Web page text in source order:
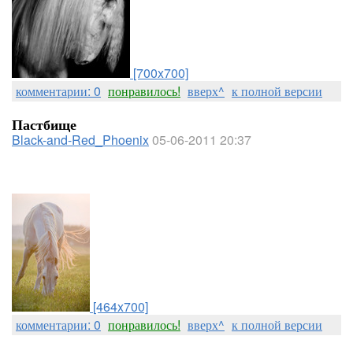
[700x700]
комментарии: 0 понравилось! вверх^ к полной версии
Пастбище
Black-and-Red_Phoenix05-06-2011 20:37
[464x700]
комментарии: 0 понравилось! вверх^ к полной версии